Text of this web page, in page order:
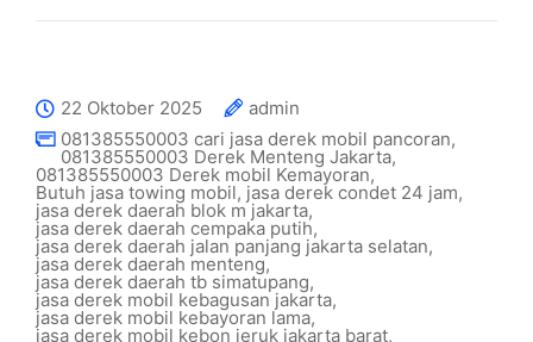
22 Oktober 2025
admin
081385550003 cari jasa derek mobil pancoran,
081385550003 Derek Menteng Jakarta,
081385550003 Derek mobil Kemayoran,
Butuh jasa towing mobil, jasa derek condet 24 jam,
jasa derek daerah blok m jakarta,
jasa derek daerah cempaka putih,
jasa derek daerah jalan panjang jakarta selatan,
jasa derek daerah menteng,
jasa derek daerah tb simatupang,
jasa derek mobil kebagusan jakarta,
jasa derek mobil kebayoran lama,
jasa derek mobil kebon jeruk jakarta barat,